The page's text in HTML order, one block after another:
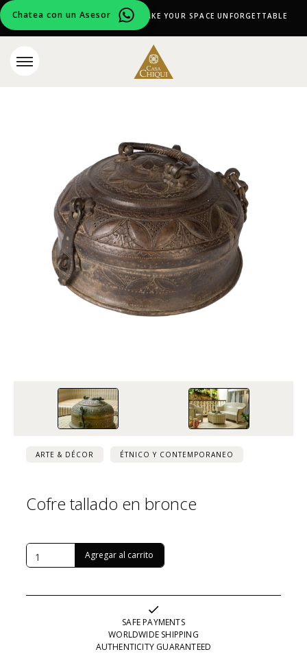
Chatea con un Asesor
CURATED DESIGN PIECES TO MAKE YOUR SPACE UNFORGETTABLE
ARTE & DÉCOR ÉTNICO Y CONTEMPORANEO
Cofre tallado en bronce
SAFE PAYMENTS
WORLDWIDE SHIPPING
AUTHENTICITY GUARANTEED